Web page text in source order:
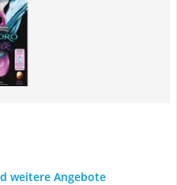
weitere Angebote